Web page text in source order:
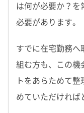
は何が必要か？を
必要があります。
すでに在宅勤務へ
組む方も、この機
トをあらためて
めていただければ